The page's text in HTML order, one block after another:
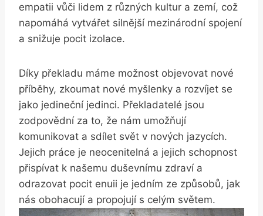
empatii vůči lidem z různých kultur a zemí, což
napomáhá vytvářet silnější mezinárodní spojení
a snižuje pocit izolace.
Díky překladu máme možnost objevovat nové
příběhy, zkoumat nové myšlenky a rozvíjet se
jako jedineční jedinci. Překladatelé jsou
zodpovědní za to, že nám umožňují
komunikovat a sdílet svět v nových jazycích.
Jejich práce je neocenitelná a jejich schopnost
přispívat k našemu duševnímu zdraví a
odrazovat pocit enuii je jedním ze způsobů, jak
nás obohacují a propojují s celým světem.